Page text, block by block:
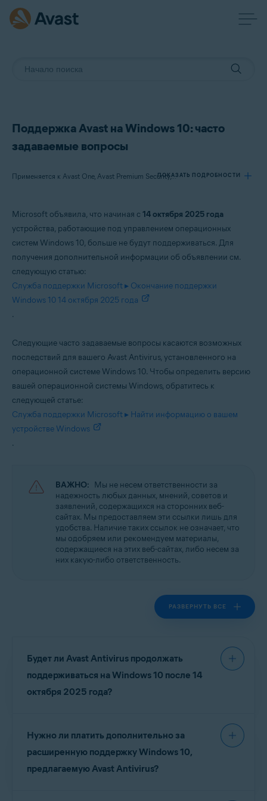
Поддержка Avast на Windows 10: часто
задаваемые вопросы
Применяется к Avast One, Avast Premium Security, Avast Free Antivirus
ПОКАЗАТЬ ПОДРОБНОСТИ
Avast Premium Security
Avast Free Antivirus
Операционные системы:
Windows
Microsoft объявила, что начиная с 14 октября 2025 года
устройства, работающие под управлением операционных
систем Windows 10, больше не будут поддерживаться. Для
получения дополнительной информации об объявлении см.
следующую статью:
Служба поддержки Microsoft ▸ Окончание поддержки
Windows 10 14 октября 2025 года
.
Следующие часто задаваемые вопросы касаются возможных
последствий для вашего Avast Antivirus, установленного на
операционной системе Windows 10. Чтобы определить версию
вашей операционной системы Windows, обратитесь к
следующей статье:
Служба поддержки Microsoft ▸ Найти информацию о вашем
устройстве Windows
.
ВАЖНО: Мы не несем ответственности за
надежность любых данных, мнений, советов и
заявлений, содержащихся на сторонних веб-
сайтах. Мы предоставляем эти ссылки лишь для
удобства. Наличие таких ссылок не означает, что
мы одобряем или рекомендуем материалы,
содержащиеся на этих веб-сайтах, либо несем за
них какую-либо ответственность.
РАЗВЕРНУТЬ ВСЕ
Будет ли Avast Antivirus продолжать
поддерживаться на Windows 10 после 14
октября 2025 года?
поддержку Windows 10 в течение
расширенного периода поддержки (октябрь
). Однако, поскольку Microsoft
Нужно ли платить дополнительно за
расширенную поддержку Windows 10,
предлагаемую Avast Antivirus?